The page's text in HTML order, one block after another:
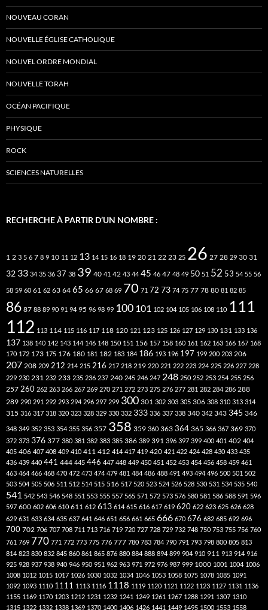
NOUVEAU CORAN
NOUVELLE ÉGLISE CATHOLIQUE
NOUVEL ORDRE MONDIAL
NOUVELLE TORAH
OCÉAN PACIFIQUE
PHYSIQUE
ROCK
SCIENCES NATURELLES
RECHERCHE À PARTIR D’UN NOMBRE :
1 2 3 5 6 7 8 9 10 11 12 13 14 15 16 18 19 20 21 22 23 25 26 27 28 29 30 31
32 33 34 35 36 37 38 39 40 41 42 43 44 45 46 47 48 49 50 51 52 53 54 55 56
58 59 60 61 62 63 64 65 66 67 68 69 70 71 72 73 74 75 77 78 80 81 82 85
86 87 88 89 90 91 94 95 96 98 99 100 101 102 104 105 106 108 110 111
112 113 114 115 116 117 118 120 121 123 125 126 127 129 130 131 133 136
137 138 140 142 143 144 146 148 150 151 156 157 158 160 161 162 163 166 167 168
170 172 173 175 176 180 181 182 183 184 186 193 196 197 199 200 203 206
207 208 209 212 214 215 216 217 218 219 220 221 222 223 224 225 226 227 228
229 230 231 232 233 235 236 237 240 245 246 247 248 250 252 253 254 255 256
257 260 262 263 266 267 269 270 271 272 273 275 276 277 281 282 284 286 288
289 290 291 292 293 294 296 297 299 300 301 302 303 305 306 308 310 313 314
315 316 317 318 320 323 328 329 330 332 333 336 337 338 340 342 343 345 346
348 349 352 353 354 355 356 357 358 359 360 363 364 365 366 367 369 370
372 373 376 377 380 381 382 383 385 386 389 391 396 397 399 400 401 402 404
405 406 407 408 409 410 411 412 414 417 419 420 421 422 424 428 430 433 435
436 439 440 441 444 445 446 447 448 449 450 451 452 453 454 456 458 459 461
463 464 466 468 470 472 473 474 479 481 484 486 488 491 493 494 496 500 501 502
503 504 505 506 511 512 514 515 516 517 520 523 524 526 528 530 531 534 535 540
541 542 543 546 548 551 553 555 557 565 571 572 573 576 580 581 586 588 591 596
597 600 602 606 610 611 612 613 614 615 616 617 619 620 622 623 625 626 628
629 631 633 634 635 637 641 646 651 656 661 665 666 670 676 682 685 692 696
700 702 706 707 708 711 713 716 719 720 727 728 729 732 748 750 753 755 756 760
761 769 770 771 772 773 775 776 777 780 783 784 790 791 793 798 800 805 813
814 823 830 832 845 860 861 865 876 880 884 888 894 899 904 910 911 913 914 916
925 928 937 938 940 946 950 951 962 963 971 972 976 987 999 1000 1001 1004 1006
1008 1012 1015 1017 1026 1030 1032 1034 1046 1053 1058 1075 1078 1085 1091
1092 1093 1110 1111 1113 1116 1118 1119 1120 1121 1122 1123 1127 1131 1136
1155 1169 1170 1203 1212 1231 1232 1241 1249 1261 1267 1288 1291 1307 1310
1315 1322 1332 1338 1369 1370 1400 1406 1426 1441 1449 1495 1500 1553 1558